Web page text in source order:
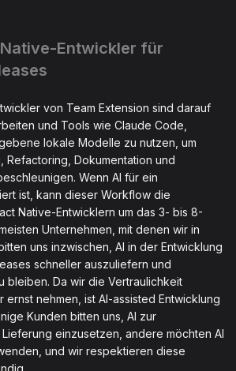
Entwickler für
von Team Extension sind darauf
und Tools wie Claude Code,
lokale Modelle zu nutzen, um
Refactoring, Dokumentation und
Wenn AI für ein
ist, kann dieser Workflow die
Native-Entwicklern um das 3- bis 8-
Unternehmen, mit denen wir in
uns inzwischen, AI in der Entwicklung
schneller auszuliefern und
bleiben. Da wir die Vertraulichkeit
ernst nehmen, ist AI-assisted Entwicklung
Kunden bitten uns, AI zur
einzusetzen, andere möchten AI
und wir respektieren diese